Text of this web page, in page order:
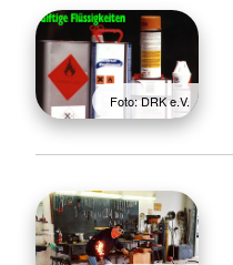
Foto: DRK e.V.